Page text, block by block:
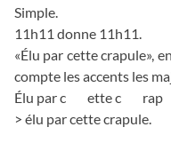
Simple.
11h11 donne 11h11.
«Élu par cette crapule»,
compte les accents les
Élu par c ette c
> élu par cette crapule.